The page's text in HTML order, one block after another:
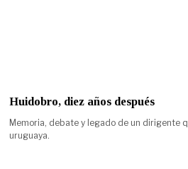
Huidobro, diez años después
Memoria, debate y legado de un dirigente
uruguaya.